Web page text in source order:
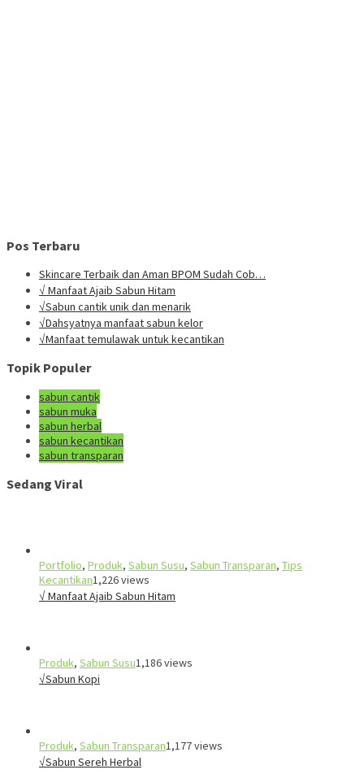
Pos Terbaru
Skincare Terbaik dan Aman BPOM Sudah Cob…
√ Manfaat Ajaib Sabun Hitam
√Sabun cantik unik dan menarik
√Dahsyatnya manfaat sabun kelor
√Manfaat temulawak untuk kecantikan
Topik Populer
sabun cantik
sabun muka
sabun herbal
sabun kecantikan
sabun transparan
Sedang Viral
Portfolio, Produk, Sabun Susu, Sabun Transparan, Tips
Kecantikan1,226 views
√ Manfaat Ajaib Sabun Hitam
Produk, Sabun Susu1,186 views
√Sabun Kopi
Produk, Sabun Transparan1,177 views
√Sabun Sereh Herbal